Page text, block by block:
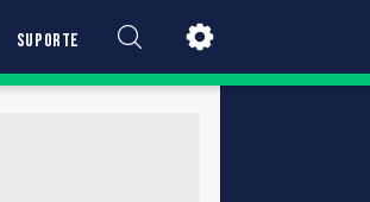
SUPORTE